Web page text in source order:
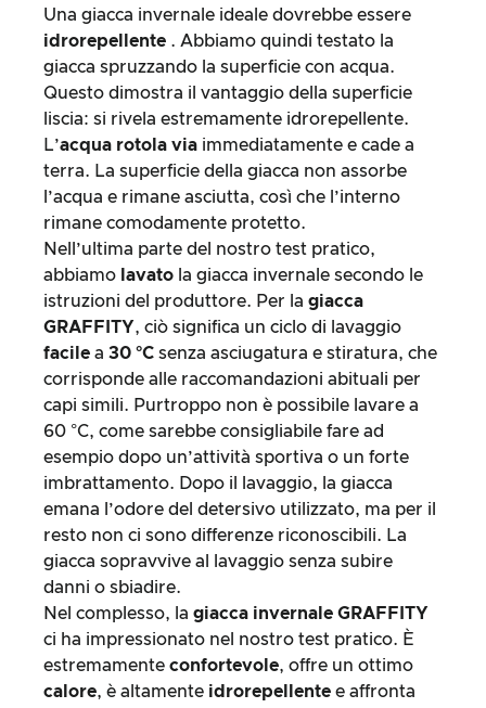
Una giacca invernale ideale dovrebbe essere
idrorepellente . Abbiamo quindi testato la
giacca spruzzando la superficie con acqua.
Questo dimostra il vantaggio della superficie
liscia: si rivela estremamente idrorepellente.
L’acqua rotola via immediatamente e cade a
terra. La superficie della giacca non assorbe
l’acqua e rimane asciutta, così che l’interno
rimane comodamente protetto.
Nell’ultima parte del nostro test pratico,
abbiamo lavato la giacca invernale secondo le
istruzioni del produttore. Per la giacca
GRAFFITY, ciò significa un ciclo di lavaggio
facile a 30 °C senza asciugatura e stiratura, che
corrisponde alle raccomandazioni abituali per
capi simili. Purtroppo non è possibile lavare a
60 °C, come sarebbe consigliabile fare ad
esempio dopo un’attività sportiva o un forte
imbrattamento. Dopo il lavaggio, la giacca
emana l’odore del detersivo utilizzato, ma per il
resto non ci sono differenze riconoscibili. La
giacca sopravvive al lavaggio senza subire
danni o sbiadire.
Nel complesso, la giacca invernale GRAFFITY
ci ha impressionato nel nostro test pratico. È
estremamente confortevole, offre un ottimo
calore, è altamente idrorepellente e affronta